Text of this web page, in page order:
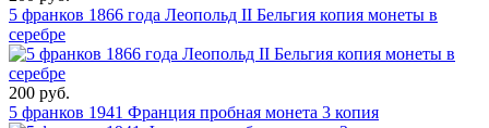
5 франков 1866 года Леопольд II Бельгия копия монеты в
серебре
200 руб.
5 франков 1941 Франция пробная монета 3 копия